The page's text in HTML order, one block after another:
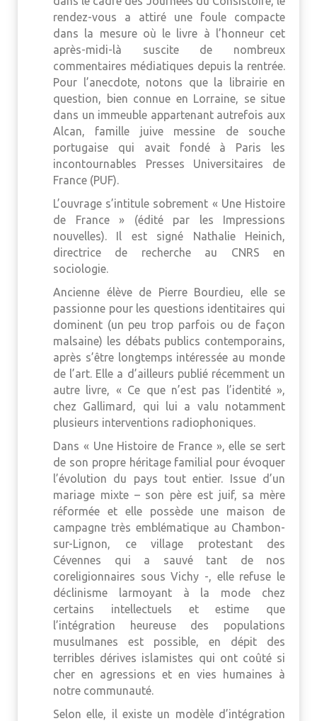
rendez-vous a attiré une foule compacte
dans la mesure où le livre à l’honneur cet
après-midi-là suscite de nombreux
commentaires médiatiques depuis la rentrée.
Pour l’anecdote, notons que la librairie en
question, bien connue en Lorraine, se situe
dans un immeuble appartenant autrefois aux
Alcan, famille juive messine de souche
portugaise qui avait fondé à Paris les
incontournables Presses Universitaires de
France (PUF).
L’ouvrage s’intitule sobrement « Une Histoire
de France » (édité par les Impressions
nouvelles). Il est signé Nathalie Heinich,
directrice de recherche au CNRS en
sociologie.
Ancienne élève de Pierre Bourdieu, elle se
passionne pour les questions identitaires qui
dominent (un peu trop parfois ou de façon
malsaine) les débats publics contemporains,
après s’être longtemps intéressée au monde
de l’art. Elle a d’ailleurs publié récemment un
autre livre, « Ce que n’est pas l’identité »,
chez Gallimard, qui lui a valu notamment
plusieurs interventions radiophoniques.
Dans « Une Histoire de France », elle se sert
de son propre héritage familial pour évoquer
l’évolution du pays tout entier. Issue d’un
mariage mixte – son père est juif, sa mère
réformée et elle possède une maison de
campagne très emblématique au Chambon-
sur-Lignon, ce village protestant des
Cévennes qui a sauvé tant de nos
coreligionnaires sous Vichy -, elle refuse le
déclinisme larmoyant à la mode chez
certains intellectuels et estime que
l’intégration heureuse des populations
musulmanes est possible, en dépit des
terribles dérives islamistes qui ont coûté si
cher en agressions et en vies humaines à
notre communauté.
Selon elle, il existe un modèle d’intégration